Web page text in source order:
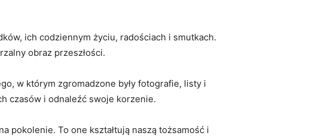
ich ⁤codziennym życiu,⁢ radościach i smutkach.
obraz ⁢przeszłości.
w ‍którym zgromadzone były⁢ fotografie, listy i
​czasów ‍i odnaleźć swoje ⁤korzenie.
pokolenie. To one ⁢kształtują naszą⁤ tożsamość i